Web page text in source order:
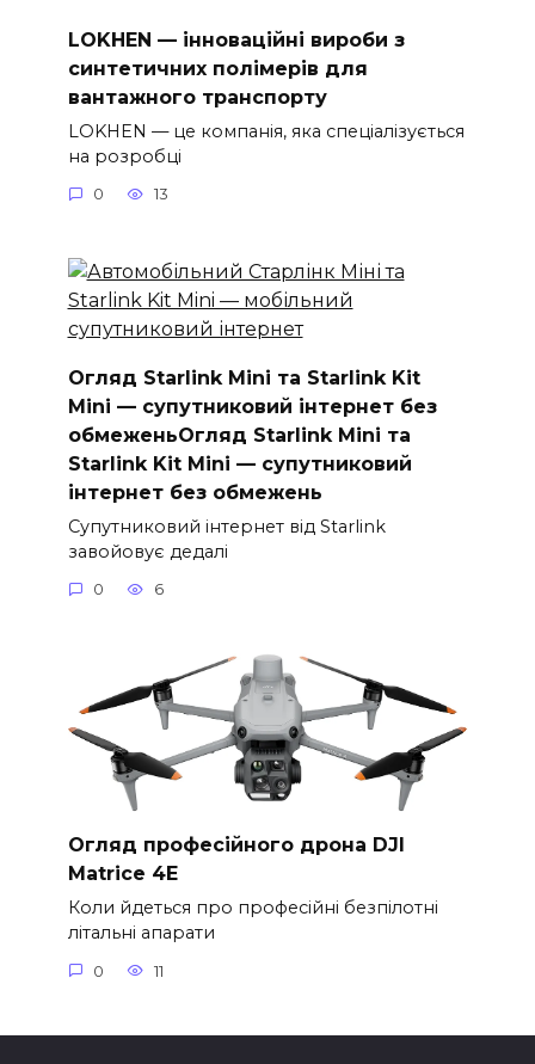
LOKHEN — інноваційні вироби з
синтетичних полімерів для
вантажного транспорту
LOKHEN — це компанія, яка спеціалізується
на розробці
0 13
Огляд Starlink Mini та Starlink Kit
Mini — супутниковий інтернет без
обмеженьОгляд Starlink Mini та
Starlink Kit Mini — супутниковий
інтернет без обмежень
Супутниковий інтернет від Starlink
завойовує дедалі
0 6
Огляд професійного дрона DJI
Matrice 4E
Коли йдеться про професійні безпілотні
літальні апарати
0 11